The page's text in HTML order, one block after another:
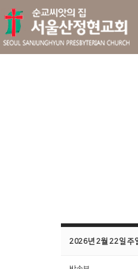
2026년 2월 22일 주